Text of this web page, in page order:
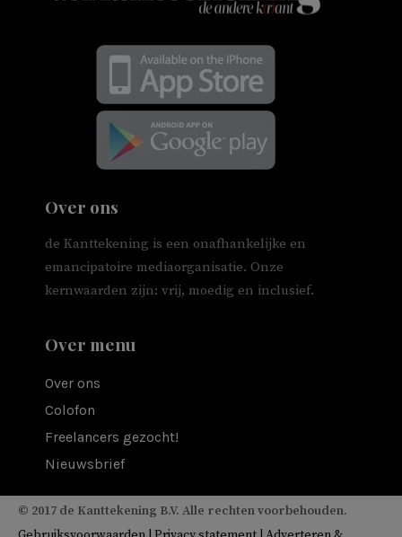
Over ons
de Kanttekening is een onafhankelijke en
emancipatoire mediaorganisatie. Onze
kernwaarden zijn: vrij, moedig en inclusief.
Over menu
Over ons
Colofon
Freelancers gezocht!
Nieuwsbrief
© 2017 de Kanttekening B.V. Alle rechten voorbehouden.